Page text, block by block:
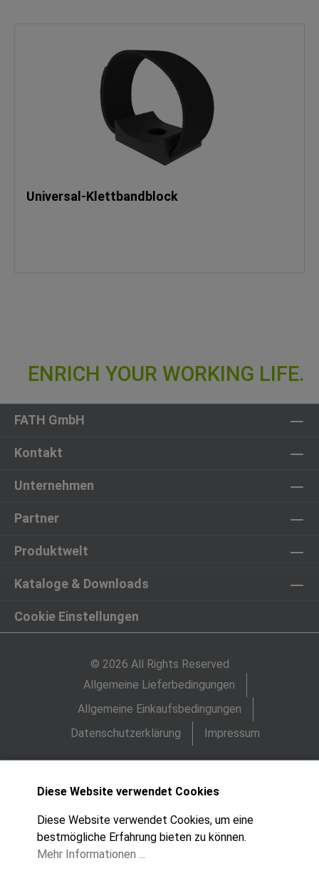
Universal-Klettbandblock
FATH GmbH
Kontakt
Unternehmen
Partner
Produktwelt
Kataloge & Downloads
Cookie Einstellungen
© 2026 All Rights Reserved
Allgemeine Lieferbedingungen
Allgemeine Einkaufsbedingungen
Datenschutzerklärung
Impressum
Diese Website verwendet Cookies
Diese Website verwendet Cookies, um eine
bestmögliche Erfahrung bieten zu können.
Mehr Informationen ...